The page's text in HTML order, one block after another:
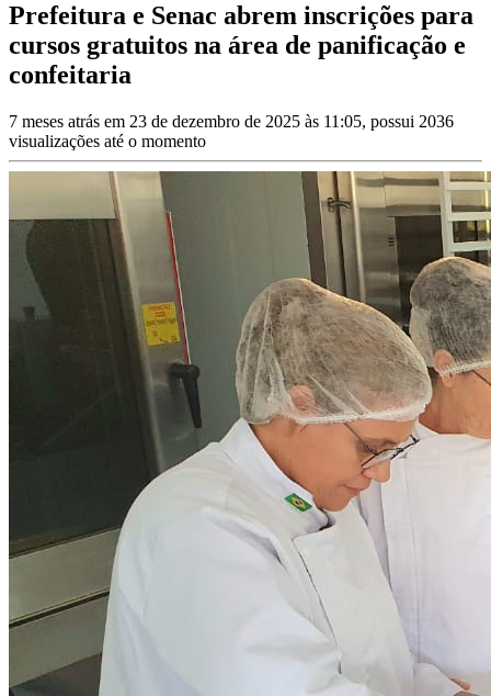
Prefeitura e Senac abrem inscrições para
cursos gratuitos na área de panificação e
confeitaria
7 meses atrás em 23 de dezembro de 2025 às 11:05, possui 2036
visualizações até o momento